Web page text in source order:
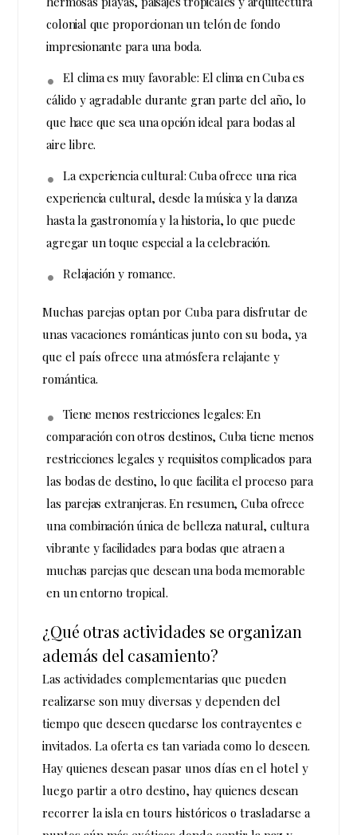
colonial que proporcionan un telón de fondo
impresionante para una boda.
El clima es muy favorable: El clima en Cuba es
cálido y agradable durante gran parte del año, lo
que hace que sea una opción ideal para bodas al
aire libre.
La experiencia cultural: Cuba ofrece una rica
experiencia cultural, desde la música y la danza
hasta la gastronomía y la historia, lo que puede
agregar un toque especial a la celebración.
Relajación y romance.
Muchas parejas optan por Cuba para disfrutar de
unas vacaciones románticas junto con su boda, ya
que el país ofrece una atmósfera relajante y
romántica.
Tiene menos restricciones legales: En
comparación con otros destinos, Cuba tiene menos
restricciones legales y requisitos complicados para
las bodas de destino, lo que facilita el proceso para
las parejas extranjeras. En resumen, Cuba ofrece
una combinación única de belleza natural, cultura
vibrante y facilidades para bodas que atraen a
muchas parejas que desean una boda memorable
en un entorno tropical.
¿Qué otras actividades se organizan
además del casamiento?
Las actividades complementarias que pueden
realizarse son muy diversas y dependen del
tiempo que deseen quedarse los contrayentes e
invitados. La oferta es tan variada como lo deseen.
Hay quienes desean pasar unos días en el hotel y
luego partir a otro destino, hay quienes desean
recorrer la isla en tours históricos o trasladarse a